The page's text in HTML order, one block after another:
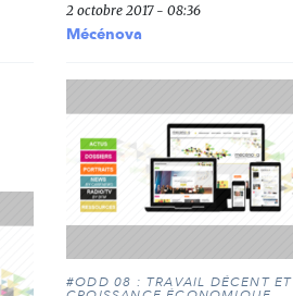
2 octobre 2017 - 08:36
Mécénova
#ODD 08 : TRAVAIL DÉCENT ET